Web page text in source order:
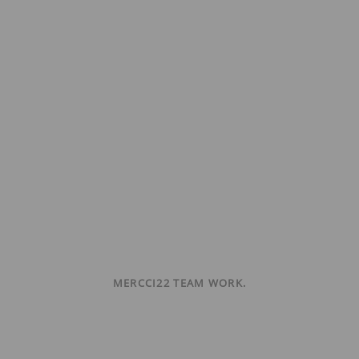
MERCCI22 TEAM WORK.